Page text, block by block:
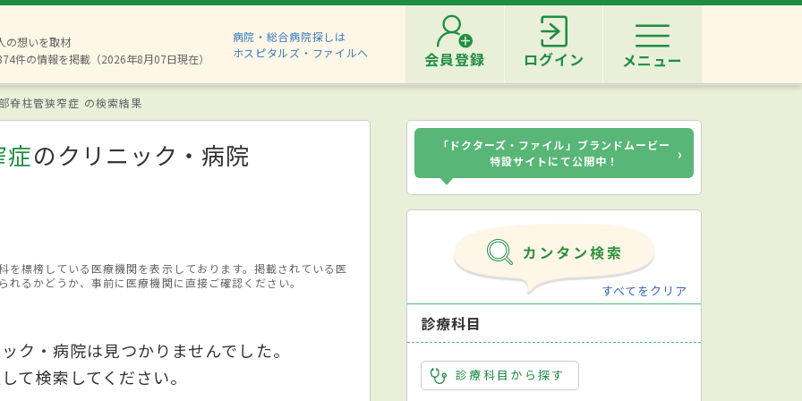
の想いを取材
件の情報を掲載（2026年8月07日現在）
病院・総合病院探しは
ホスピタルズ・ファイルへ
会員登録 ログイン メニュー
脊柱管狭窄症 の検索結果
症のクリニック・病院
標榜している医療機関を表示しております。掲載されている医
るかどうか、事前に医療機関に直接ご確認ください。
ク・病院は見つかりませんでした。
て検索してください。
「ドクターズ・ファイル」ブランドムービー
特設サイトにて公開中！
›
すべてをクリア
診療科目
診療科目から探す